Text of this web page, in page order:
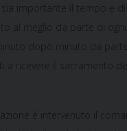
importante il tempo e di
al meglio da parte di
dopo minuto da
a ricevere il sacramento
è intervenuto il